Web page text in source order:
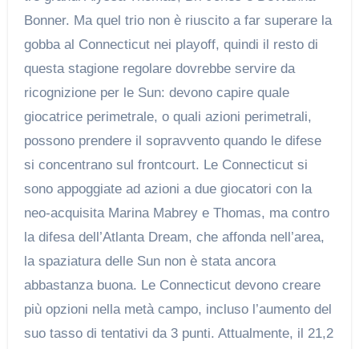
Bonner. Ma quel trio non è riuscito a far superare la
gobba al Connecticut nei playoff, quindi il resto di
questa stagione regolare dovrebbe servire da
ricognizione per le Sun: devono capire quale
giocatrice perimetrale, o quali azioni perimetrali,
possono prendere il sopravvento quando le difese
si concentrano sul frontcourt. Le Connecticut si
sono appoggiate ad azioni a due giocatori con la
neo-acquisita Marina Mabrey e Thomas, ma contro
la difesa dell’Atlanta Dream, che affonda nell’area,
la spaziatura delle Sun non è stata ancora
abbastanza buona. Le Connecticut devono creare
più opzioni nella metà campo, incluso l’aumento del
suo tasso di tentativi da 3 punti. Attualmente, il 21,2